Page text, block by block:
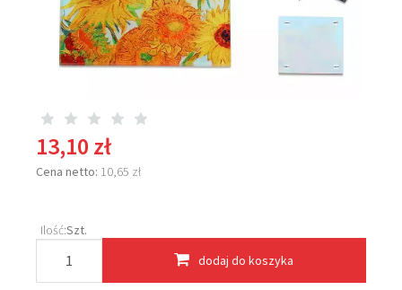
13,10 zł
Cena netto: 10,65 zł
Ilość:Szt.
dodaj do koszyka